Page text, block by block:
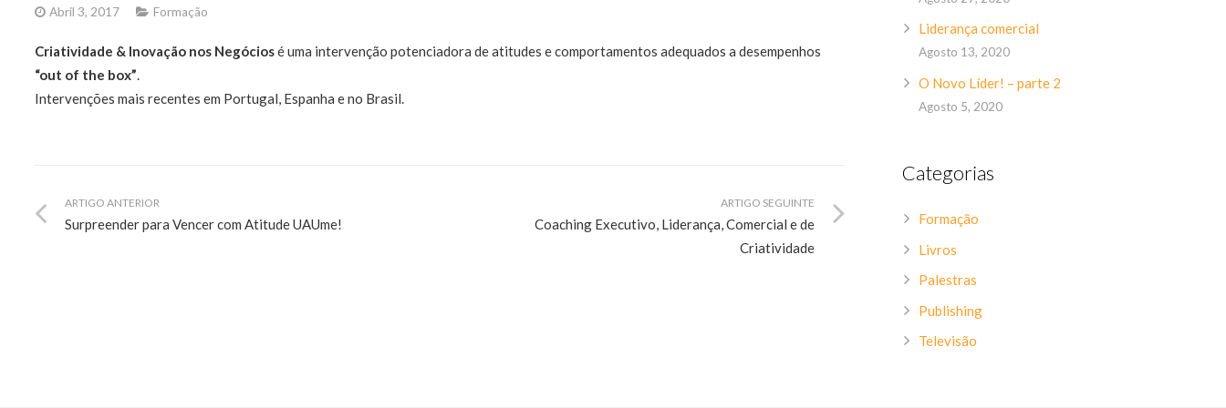
Abril 3, 2017 Formação
Criatividade & Inovação nos Negóciosé uma intervenção potenciadora de atitudes e comportamentos adequados a desempenhos
“out of the box”.
Intervenções mais recentes em Portugal, Espanha e no Brasil.
ARTIGO ANTERIOR
Surpreender para Vencer com Atitude UAUme!
ARTIGO SEGUINTE
Coaching Executivo, Liderança, Comercial e de
Criatividade
Liderança comercial
Agosto 13, 2020
O Novo Líder! – parte 2
Agosto 5, 2020
Categorias
Formação
Livros
Palestras
Publishing
Televisão